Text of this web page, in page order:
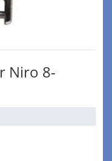
Niro 8-